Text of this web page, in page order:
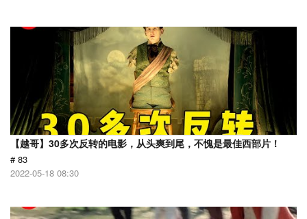
【越哥】30多次反转的电影，从头爽到尾，不愧是最佳西部片！
# 83
2022-05-18 08:30